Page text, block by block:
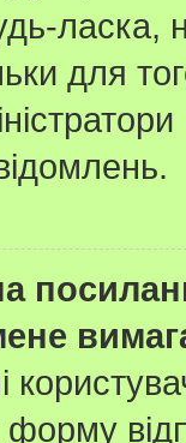
для